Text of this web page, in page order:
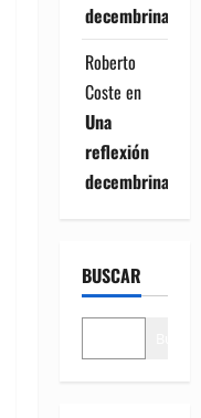
decembrina
Roberto
Coste en
Una
reflexión
decembrina
BUSCAR